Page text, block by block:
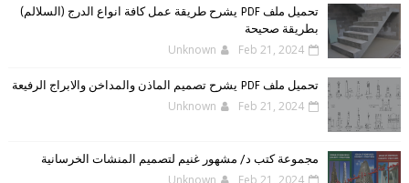
تحميل ملف PDF يشرح طريقة عمل كافة انواع الدرج (السلالم)
بطريقة صحيحة
Unknown Feb 21, 2024
تحميل ملف PDF يشرح تصميم الماذن والمداخن والابراج الرفيعة
Unknown Feb 21, 2024
مجموعة كتب د/ مشهور غنيم لتصميم المنشات الخرسانية
Unknown Feb 21, 2024